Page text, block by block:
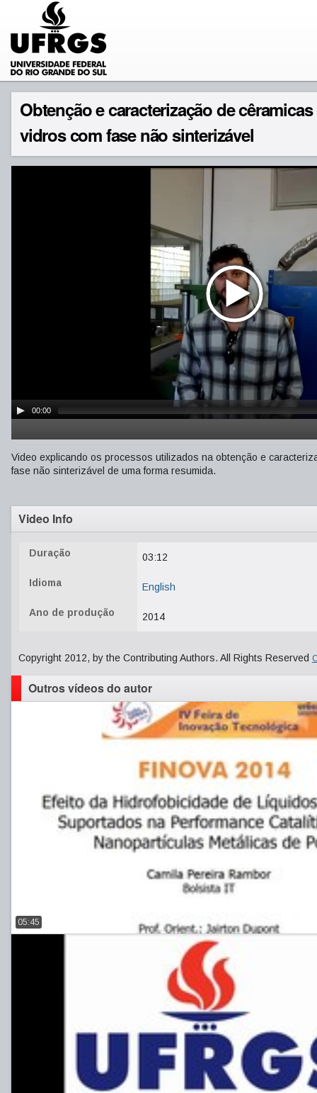
Obtenção e caracterização de
vidros com fase não sinterizável
00:00
Video explicando os processos utilizados na obtenção e
fase não sinterizável de uma forma resumida.
Video Info
Duração 03:12
Idioma English
Ano de produção 2014
Copyright 2012, by the Contributing Authors. All Rights Reserved
Outros vídeos do autor
05:45